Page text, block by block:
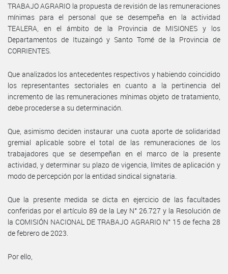
TRABAJO AGRARIO la propuesta de revisión de las remuneraciones
mínimas para el personal que se desempeña en la actividad
TEALERA, en el ámbito de la Provincia de MISIONES y los
Departamentos de Ituzaingó y Santo Tomé de la Provincia de
CORRIENTES.
Que analizados los antecedentes respectivos y habiendo coincidido
los representantes sectoriales en cuanto a la pertinencia del
incremento de las remuneraciones mínimas objeto de tratamiento,
debe procederse a su determinación.
Que, asimismo deciden instaurar una cuota aporte de solidaridad
gremial aplicable sobre el total de las remuneraciones de los
trabajadores que se desempeñan en el marco de la presente
actividad, y determinar su plazo de vigencia, límites de aplicación y
modo de percepción por la entidad sindical signataria.
Que la presente medida se dicta en ejercicio de las facultades
conferidas por el artículo 89 de la Ley N° 26.727 y la Resolución de
la COMISIÓN NACIONAL DE TRABAJO AGRARIO N° 15 de fecha 28
de febrero de 2023.
Por ello,